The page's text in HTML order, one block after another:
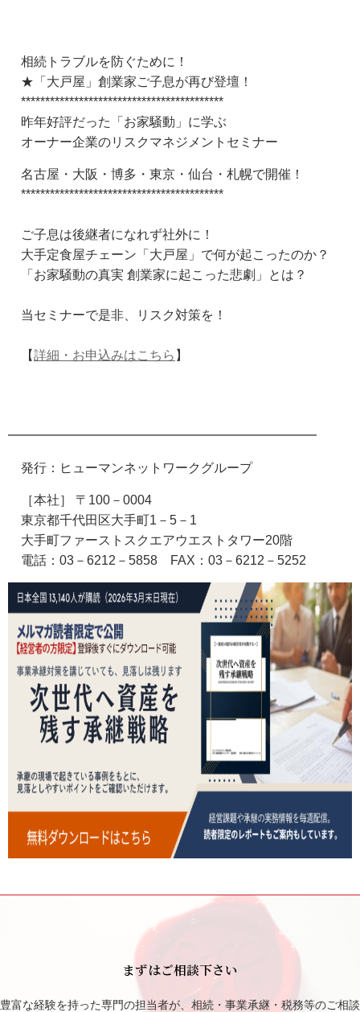
相続トラブルを防ぐために！
★「大戸屋」創業家ご子息が再び登壇！
******************************************
昨年好評だった「お家騒動」に学ぶ
オーナー企業のリスクマネジメントセミナー
名古屋・大阪・博多・東京・仙台・札幌で開催！
******************************************
ご子息は後継者になれず社外に！
大手定食屋チェーン「大戸屋」で何が起こったのか？
「お家騒動の真実 創業家に起こった悲劇」とは？
当セミナーで是非、リスク対策を！
【詳細・お申込みはこちら 】
━━━━━━━━━━━━━━━━━━━━━━━━
発行：ヒューマンネットワークグループ
［本社］ 〒100－0004
東京都千代田区大手町1－5－1
大手町ファーストスクエアウエストタワー20階
電話：03－6212－5858
FAX ：03－6212－5252
まずはご相談下さい
豊富な経験を持った専門の担当者が、相続・事業承継・税務等のご相談